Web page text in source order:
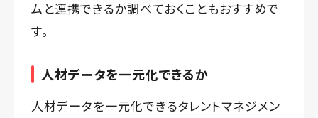
ムと連携できるか調べておくこともおすすめで
す。
人材データを一元化できるか
人材データを一元化できるタレントマネジメン